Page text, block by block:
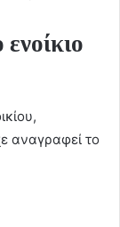
αναγραφεί το